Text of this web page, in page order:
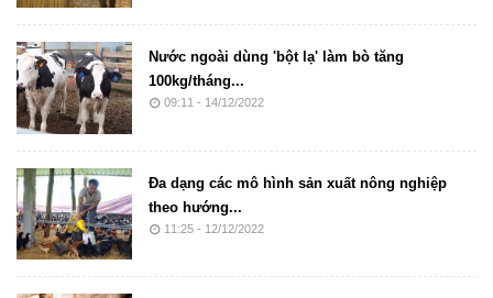
Nước ngoài dùng 'bột lạ' làm bò tăng
100kg/tháng...
09:11 - 14/12/2022
Đa dạng các mô hình sản xuất nông nghiệp
theo hướng...
11:25 - 12/12/2022